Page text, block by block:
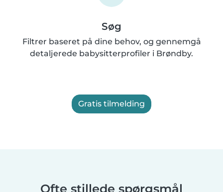
Søg
Filtrer baseret på dine behov, og gennemgå
detaljerede babysitterprofiler i Brøndby.
Gratis tilmelding
Ofte stillede spørgsmål